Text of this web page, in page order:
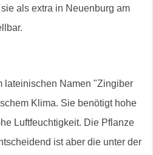
als extra in Neuenburg am
lateinischen Namen "Zingiber
Klima. Sie benötigt hohe
Luftfeuchtigkeit. Die Pflanze
ist aber die unter der